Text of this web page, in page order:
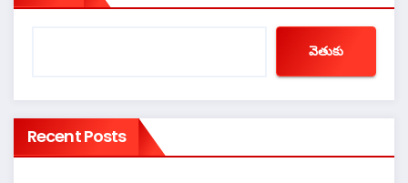
వెతుకు
Recent Posts